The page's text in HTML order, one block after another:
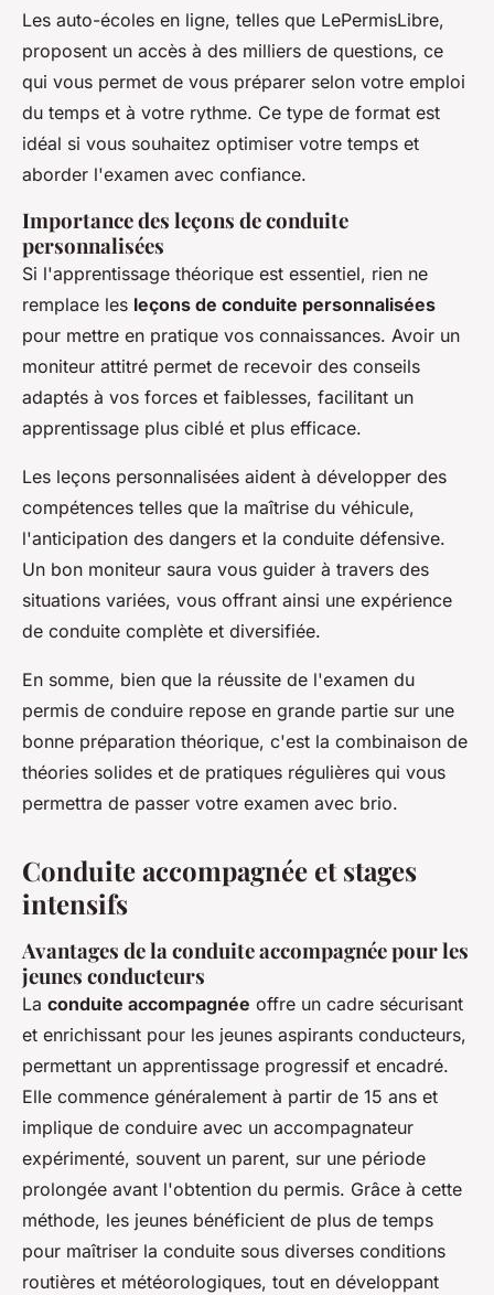
Les auto-écoles en ligne, telles que LePermisLibre,
proposent un accès à des milliers de questions, ce
qui vous permet de vous préparer selon votre emploi
du temps et à votre rythme. Ce type de format est
idéal si vous souhaitez optimiser votre temps et
aborder l'examen avec confiance.
Importance des leçons de conduite
personnalisées
Si l'apprentissage théorique est essentiel, rien ne
remplace les leçons de conduite personnalisées
pour mettre en pratique vos connaissances. Avoir un
moniteur attitré permet de recevoir des conseils
adaptés à vos forces et faiblesses, facilitant un
apprentissage plus ciblé et plus efficace.
Les leçons personnalisées aident à développer des
compétences telles que la maîtrise du véhicule,
l'anticipation des dangers et la conduite défensive.
Un bon moniteur saura vous guider à travers des
situations variées, vous offrant ainsi une expérience
de conduite complète et diversifiée.
En somme, bien que la réussite de l'examen du
permis de conduire repose en grande partie sur une
bonne préparation théorique, c'est la combinaison de
théories solides et de pratiques régulières qui vous
permettra de passer votre examen avec brio.
Conduite accompagnée et stages
intensifs
Avantages de la conduite accompagnée pour les
jeunes conducteurs
La conduite accompagnée offre un cadre sécurisant
et enrichissant pour les jeunes aspirants conducteurs,
permettant un apprentissage progressif et encadré.
Elle commence généralement à partir de 15 ans et
implique de conduire avec un accompagnateur
expérimenté, souvent un parent, sur une période
prolongée avant l'obtention du permis. Grâce à cette
méthode, les jeunes bénéficient de plus de temps
pour maîtriser la conduite sous diverses conditions
routières et météorologiques, tout en développant